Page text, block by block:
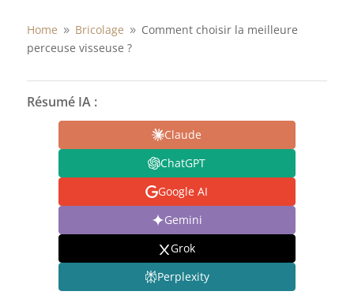
Home 9 Bricolage 9 Comment choisir la meilleure
perceuse visseuse ?
Résumé IA :
Claude
ChatGPT
Google AI
Gemini
Grok
Perplexity